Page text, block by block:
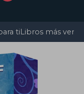
tiLibros más